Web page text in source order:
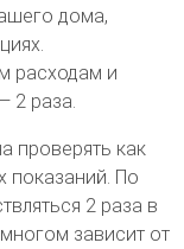
дома,
расходам и
2 раза.
проверять как
показаний. По
2 раза в
зависит от